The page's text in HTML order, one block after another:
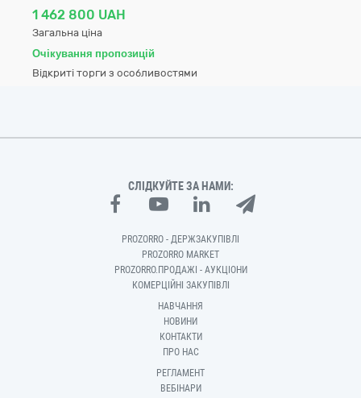
1 462 800 UAH
Загальна ціна
Очікування пропозицій
Відкриті торги з особливостями
СЛІДКУЙТЕ ЗА НАМИ:
PROZORRO - ДЕРЖЗАКУПІВЛІ
PROZORRO MARKET
PROZORRO.ПРОДАЖІ - АУКЦІОНИ
КОМЕРЦІЙНІ ЗАКУПІВЛІ
НАВЧАННЯ
НОВИНИ
КОНТАКТИ
ПРО НАС
РЕГЛАМЕНТ
ВЕБІНАРИ